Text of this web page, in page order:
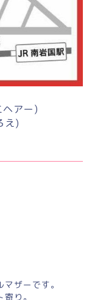
ヘアー)
え)
ザーです。
り。